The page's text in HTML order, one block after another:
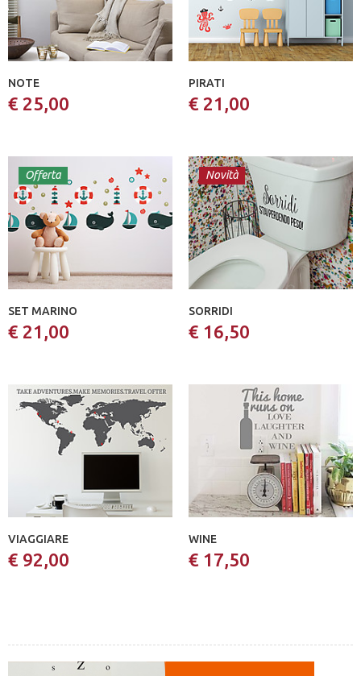
NOTE
€ 25,00
PIRATI
€ 21,00
Offerta
SET MARINO
€ 21,00
Novità
SORRIDI
€ 16,50
VIAGGIARE
€ 92,00
WINE
€ 17,50